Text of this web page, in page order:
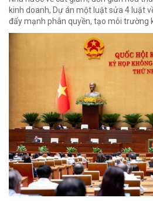
kinh doanh, Dự án một luật sửa 4 luật
đẩy mạnh phân quyền, tạo môi trường